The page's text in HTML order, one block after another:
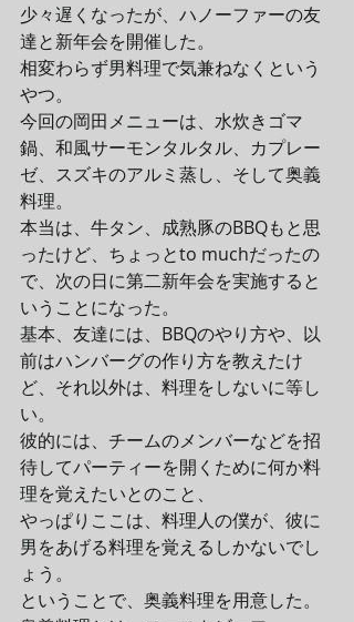
少々遅くなったが、ハノーファーの友
達と新年会を開催した。
相変わらず男料理で気兼ねなくという
やつ。
今回の岡田メニューは、水炊きゴマ
鍋、和風サーモンタルタル、カプレー
ゼ、スズキのアルミ蒸し、そして奥義
料理。
本当は、牛タン、成熟豚のBBQもと思
ったけど、ちょっとto muchだったの
で、次の日に第二新年会を実施すると
いうことになった。
基本、友達には、BBQのやり方や、以
前はハンバーグの作り方を教えたけ
ど、それ以外は、料理をしないに等し
い。
彼的には、チームのメンバーなどを招
待してパーティーを開くために何か料
理を覚えたいとのこと、
やっぱりここは、料理人の僕が、彼に
男をあげる料理を覚えるしかないでし
ょう。
ということで、奥義料理を用意した。